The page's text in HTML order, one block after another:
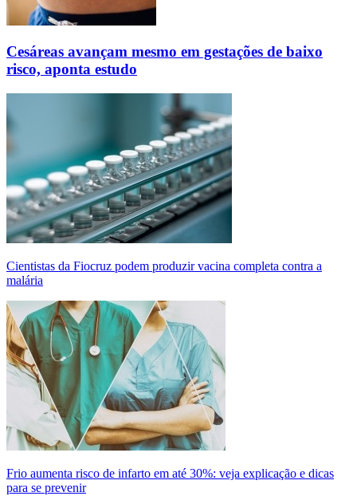
Cesáreas avançam mesmo em gestações de baixo
risco, aponta estudo
Cientistas da Fiocruz podem produzir vacina completa contra a
malária
Frio aumenta risco de infarto em até 30%: veja explicação e dicas
para se prevenir